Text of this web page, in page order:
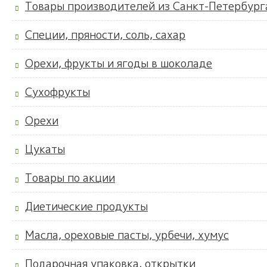
Товары производителей из Санкт-
Специи, пряности, соль, сахар
Орехи, фрукты и ягоды в шоколаде
Сухофрукты
Орехи
Цукаты
Товары по акции
Диетические продукты
Масла, ореховые пасты, урбечи, хумус
Подарочная упаковка, открытки